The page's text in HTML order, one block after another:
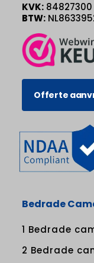
KVK: 84827300
BTW:
Offerte
Bedrade
1 Bedrade
2 Bedrade